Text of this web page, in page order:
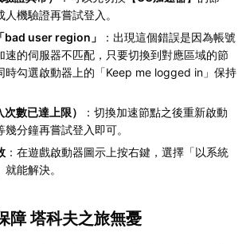
機驗證再嘗試登入。
bad user region」
：出現這個錯誤是因為帳號
速的伺服器不匹配，只要切換到對應區域的節
時勾選啟動器上的「Keep me logged in」保持
數已達上限）
：切換加速節點之後重新啟動
分鐘再嘗試登入即可。
：在遊戲啟動器圖示上按右鍵，選擇「以系統
能解決。
障 塔科夫之旅無憂